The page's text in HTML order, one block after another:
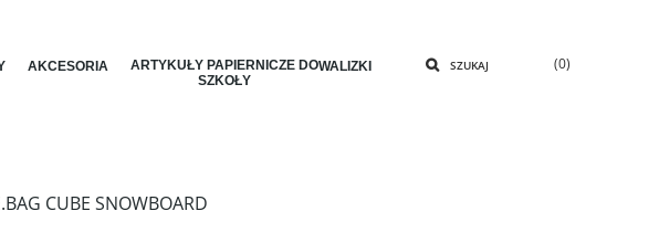
SZUKAJ (0)
AKCESORIA
ARTYKUŁY PAPIERNICZE DO
SZKOŁY
WALIZKI
CUBE SNOWBOARD